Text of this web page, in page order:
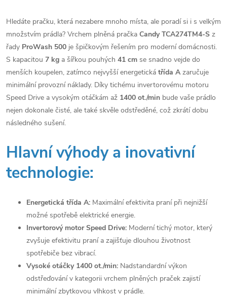
Hledáte pračku, která nezabere mnoho místa, ale poradí si i s velkým
množstvím prádla? Vrchem plněná pračka Candy TCA274TM4-S z
řady ProWash 500 je špičkovým řešením pro moderní domácnosti.
S kapacitou 7 kg a šířkou pouhých 41 cm se snadno vejde do
menších koupelen, zatímco nejvyšší energetická třída Azaručuje
minimální provozní náklady. Díky tichému invertorovému motoru
Speed Drive a vysokým otáčkám až 1400 ot./min bude vaše prádlo
nejen dokonale čisté, ale také skvěle odstředěné, což zkrátí dobu
následného sušení.
Hlavní výhody a inovativní
technologie:
Energetická třída A: Maximální efektivita praní při nejnižší
možné spotřebě elektrické energie.
Invertorový motor Speed Drive: Moderní tichý motor, který
zvyšuje efektivitu praní a zajišťuje dlouhou životnost
spotřebiče bez vibrací.
Vysoké otáčky 1400 ot./min: Nadstandardní výkon
odstřeďování v kategorii vrchem plněných praček zajistí
minimální zbytkovou vlhkost v prádle.